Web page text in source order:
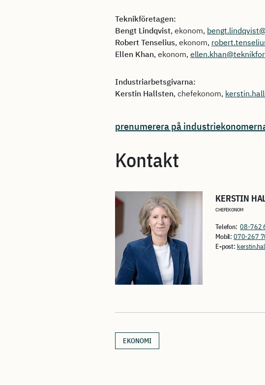
Teknikföretagen:
Bengt Lindqvist, ekonom,
Robert Tenselius, ekonom,
Ellen Khan, ekonom,
Industriarbetsgivarna:
Kerstin Hallsten, chefekonom,
prenumerera på
Kontakt
KERSTIN
CHEFEKONOM
Telefon: 08-762
Mobil: 070-267
E-post:
EKONOMI